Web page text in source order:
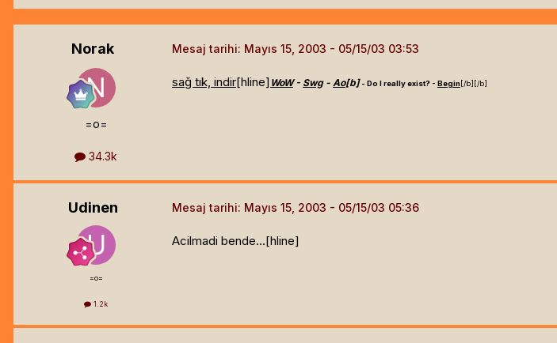
Norak
=o=
34.3k
Mesaj tarihi: Mayıs 15, 2003
sağ tık, indir[hline] WoW- Swg- Ao[b]- Do I really exist? - Begin[/b] [/b]
Udinen
=o=
1.2k
Mesaj tarihi: Mayıs 15, 2003
Acilmadi bende...[hline]